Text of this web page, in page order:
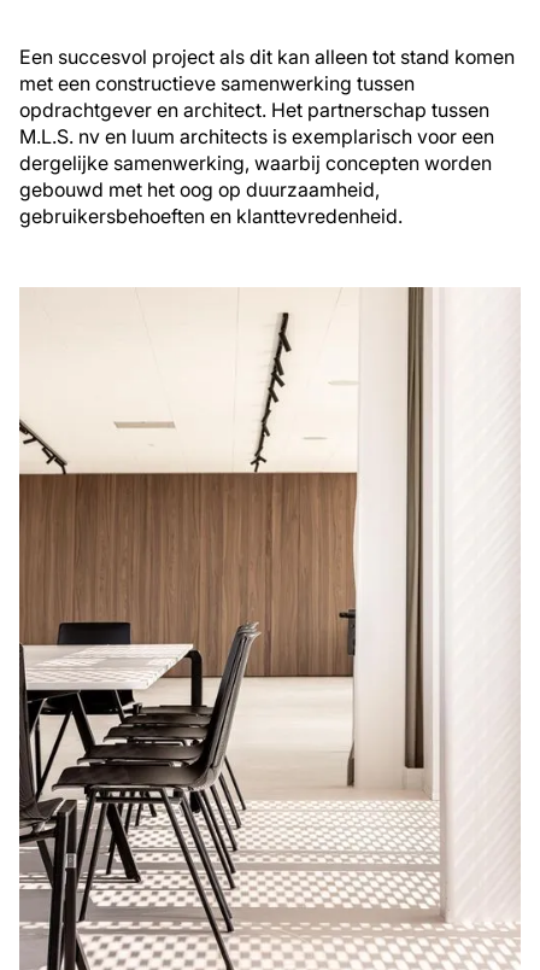
Een succesvol project als dit kan alleen tot stand komen
met een constructieve samenwerking tussen
opdrachtgever en architect. Het partnerschap tussen
M.L.S. nv en luum architects is exemplarisch voor een
dergelijke samenwerking, waarbij concepten worden
gebouwd met het oog op duurzaamheid,
gebruikersbehoeften en klanttevredenheid.